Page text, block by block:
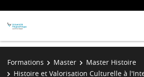
Formations Master
Master Histoire
Histoire et Valorisation Culturelle à